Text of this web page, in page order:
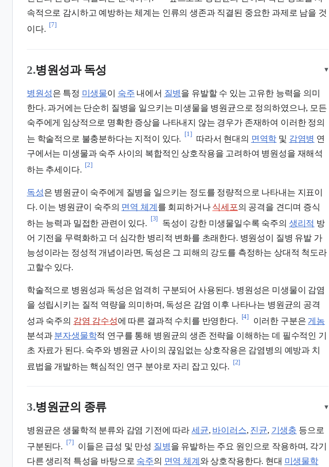
속적으로 감시하고 예방하는 체계는 인류의 생존과 직결된 중요한 과제로 남을 것
이다.
[7]
2.병원성과 독성 ▾
병원성은 특정 미생물이 숙주 내에서 질병을 유발할 수 있는 고유한 능력을 의미
한다. 과거에는 단순히 질병을 일으키는 미생물을 병원균으로 정의하였으나, 모든
숙주에게 임상적으로 명확한 증상을 나타내지 않는 경우가 존재하여 이러한 정의
는 학술적으로 불충분하다는 지적이 있다.
[1]
따라서 현대의 면역학 및 감염병 연
구에서는 미생물과 숙주 사이의 복합적인 상호작용을 고려하여 병원성을 재해석
하는 추세이다.
[2]
독성은 병원균이 숙주에게 질병을 일으키는 정도를 정량적으로 나타내는 지표이
다. 이는 병원균이 숙주의 면역 체계 를 회피하거나 식세포의 공격을 견디며 증식
하는 능력과 밀접한 관련이 있다.
[3]
독성이 강한 미생물일수록 숙주의 생리적 방
어 기전을 무력화하고 더 심각한 병리적 변화를 초래한다. 병원성이 질병 유발 가
능성이라는 정성적 개념이라면, 독성은 그 피해의 강도를 측정하는 상대적 척도라
고할수 있다.
학술적으로 병원성과 독성은 엄격히 구분되어 사용된다. 병원성은 미생물이 감염
을 성립시키는 질적 역량을 의미하며, 독성은 감염 이후 나타나는 병원균의 공격
성과 숙주의 감염 감수성에 따른 결과적 수치를 반영한다.
[4]
이러한 구분은 게놈
분석과 분자생물학적 연구를 통해 병원균의 생존 전략을 이해하는 데 필수적인 기
초 자료가 된다. 숙주와 병원균 사이의 끊임없는 상호작용은 감염병의 예방과 치
료법을 개발하는 핵심적인 연구 분야로 자리 잡고 있다.
[2]
3.병원균의 종류 ▾
병원균은 생물학적 분류와 감염 기전에 따라 세균, 바이러스, 진균, 기생충 등으로
구분된다.
[7]
이들은 급성 및 만성 질병을 유발하는 주요 원인으로 작용하며, 각기
다른 생리적 특성을 바탕으로 숙주의 면역 체계 와 상호작용한다. 현대 미생물학